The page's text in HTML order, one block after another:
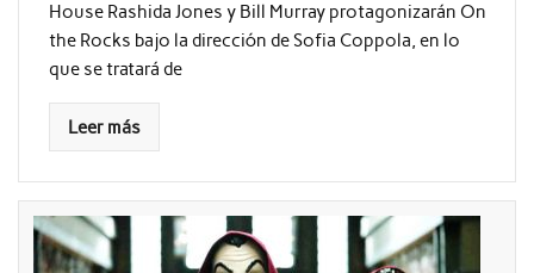
House Rashida Jones y Bill Murray protagonizarán On
the Rocks bajo la dirección de Sofia Coppola, en lo
que se tratará de
Leer más